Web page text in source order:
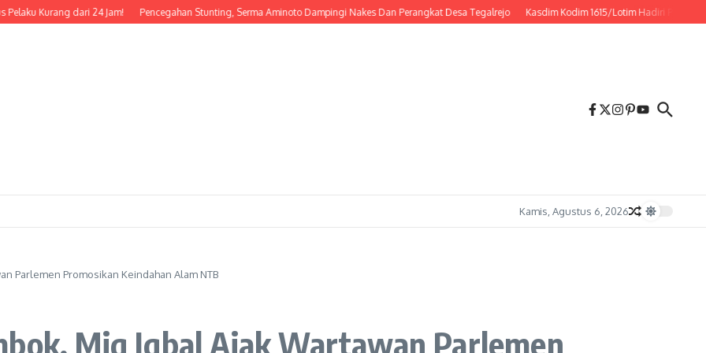
dari 24 Jam! Pencegahan Stunting, Serma Aminoto Dampingi Nakes Dan Perangkat Desa Tegalrejo Kasdim Kodim 1615/Lotim Hadiri Peringatan HUT
Kamis, Agustus 6, 2026
Parlemen Promosikan Keindahan Alam NTB
Miq Iqbal Ajak Wartawan Parlemen